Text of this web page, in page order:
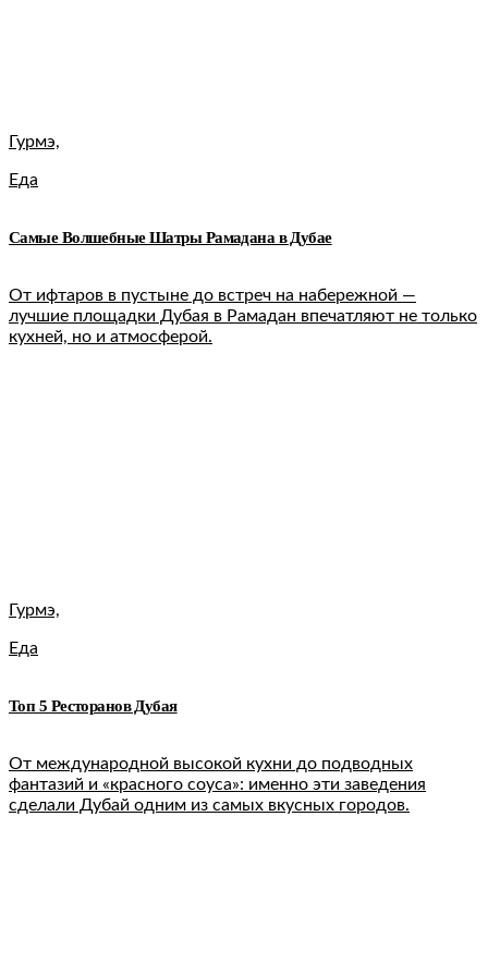
Гурмэ,
Еда
Самые Волшебные Шатры Рамадана в Дубае
От ифтаров в пустыне до встреч на набережной —
лучшие площадки Дубая в Рамадан впечатляют не только
кухней, но и атмосферой.
Гурмэ,
Еда
Топ 5 Ресторанов Дубая
От международной высокой кухни до подводных
фантазий и «красного соуса»: именно эти заведения
сделали Дубай одним из самых вкусных городов.